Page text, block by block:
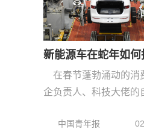
新能源车在蛇年如何
在春节蓬勃涌动的消
企负责人、科技大佬的
中国青年报